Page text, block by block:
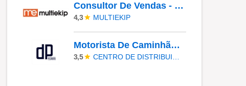
Consultor De Vendas - Para Todos Os Estados Do Brasil
4,3 MULTIEKIP
Motorista De Caminhão - Hab D
3,5